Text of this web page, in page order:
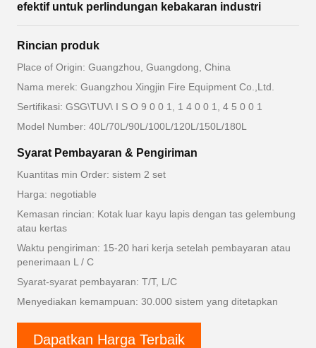
efektif untuk perlindungan kebakaran industri
Rincian produk
Place of Origin: Guangzhou, Guangdong, China
Nama merek: Guangzhou Xingjin Fire Equipment Co.,Ltd.
Sertifikasi: GSG\TUV\ I S O 9 0 0 1, 1 4 0 0 1, 4 5 0 0 1
Model Number: 40L/70L/90L/100L/120L/150L/180L
Syarat Pembayaran & Pengiriman
Kuantitas min Order: sistem 2 set
Harga: negotiable
Kemasan rincian: Kotak luar kayu lapis dengan tas gelembung
atau kertas
Waktu pengiriman: 15-20 hari kerja setelah pembayaran atau
penerimaan L / C
Syarat-syarat pembayaran: T/T, L/C
Menyediakan kemampuan: 30.000 sistem yang ditetapkan
Dapatkan Harga Terbaik